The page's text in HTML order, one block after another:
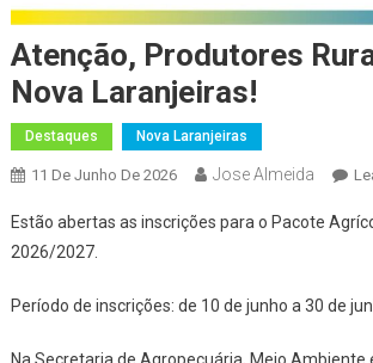
Atenção, Produtores
Nova Laranjeiras!
Destaques Nova Laranjeiras
11 De Junho De 2026 Jose Almeida
Estão abertas as inscrições para o Pacote
2026/2027.
Período de inscrições: de 10 de junho a 30 de
Na Secretaria de Agropecuária, Meio Ambiente